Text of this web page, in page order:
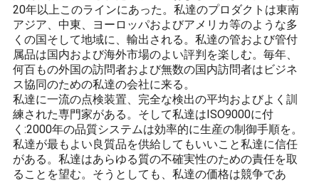
ー
20年以上このラインにあった。私達のプロダクトは東南
アジア、中東、ヨーロッパおよびアメリカ等のような多
くの国そして地域に、輸出される。私達の管および管付
属品は国内および海外市場のよい評判を楽しむ。毎年、
何百もの外国の訪問者および無数の国内訪問者はビジネ
ス協同のための私達の会社に来る。
私達に一流の点検装置、完全な検出の平均およびよく訓
練された専門家がある。そして私達はISO9000に付
く:2000年の品質システムは効率的に生産の制御手順を。
私達が最もよい良質品を供給してもいいこと私達に信任
がある。私達はあらゆる質の不確実性のための責任を取
ることを望む。そうとしても、私達の価格は競争であ